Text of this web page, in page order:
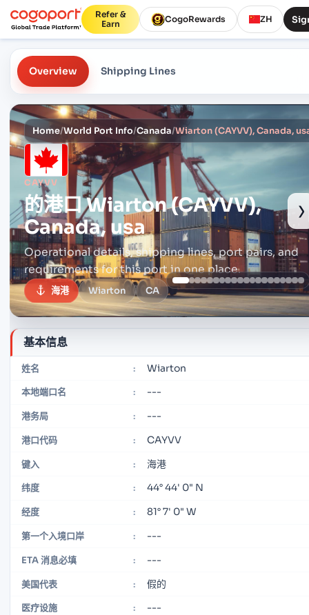
Refer &
Earn
CogoRewards ZH
Overview Shipping Lines
Home/World Port Info/Canada/Wiarton (CAYVV), Canada,
CAYVV
的港口Wiarton (CAYVV),
Canada, usa
Operational details, shipping lines, port pairs, and
requirements for this port in one place.
海港 Wiarton CA
›
基本信息
姓名 : Wiarton
本地端口名 : ---
港务局 : ---
港口代码 : CAYVV
键入 : 海港
纬度 : 44° 44' 0" N
经度 : 81° 7' 0" W
第一个入境口岸 : ---
ETA 消息必填 : ---
美国代表 : 假的
医疗设施 : ---